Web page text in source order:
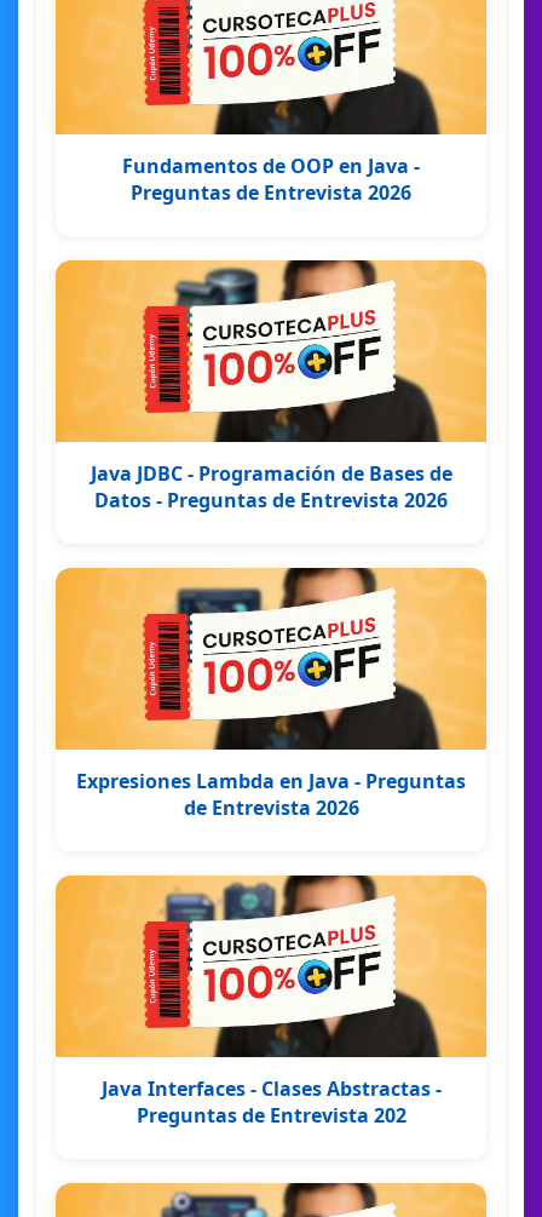
Fundamentos de OOP en Java -
Preguntas de Entrevista 2026
Java JDBC - Programación de Bases de
Datos - Preguntas de Entrevista 2026
Expresiones Lambda en Java - Preguntas
de Entrevista 2026
Java Interfaces - Clases Abstractas -
Preguntas de Entrevista 202